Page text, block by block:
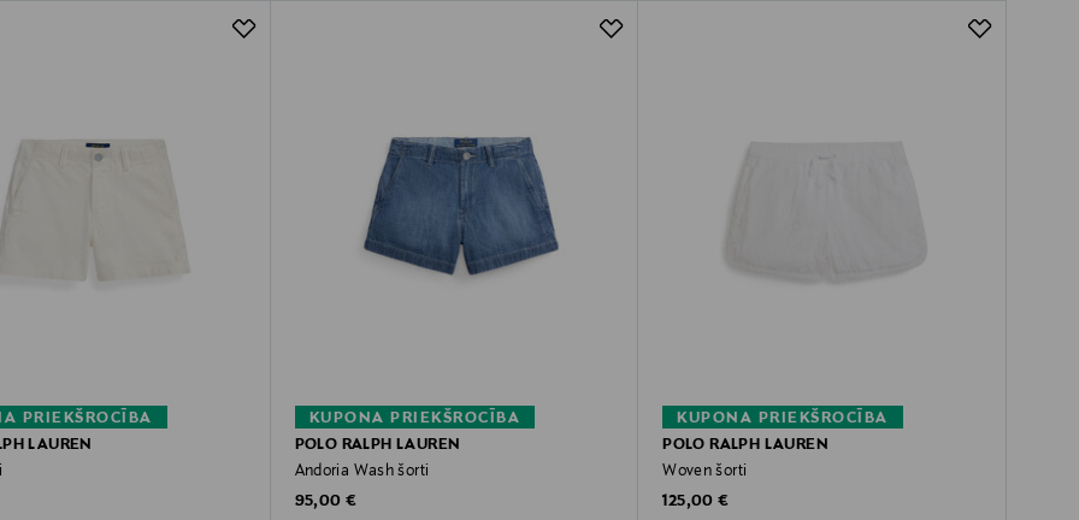
PRIEKŠROCĪBA
LAUREN
KUPONA PRIEKŠROCĪBA
POLO RALPH LAUREN
Andoria Wash šorti
Original Price
95,00 €
KUPONA PRIEKŠROCĪBA
POLO RALPH LAUREN
Woven šorti
Original Price
125,00 €